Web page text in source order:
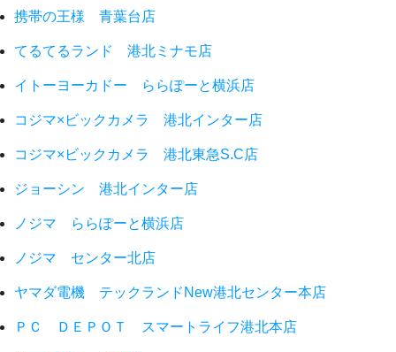
携帯の王様 青葉台店
てるてるランド 港北ミナモ店
イトーヨーカドー ららぽーと横浜店
コジマ×ビックカメラ 港北インター店
コジマ×ビックカメラ 港北東急S.C店
ジョーシン 港北インター店
ノジマ ららぽーと横浜店
ノジマ センター北店
ヤマダ電機 テックランドNew港北センター本店
ＰＣ ＤＥＰＯＴ スマートライフ港北本店